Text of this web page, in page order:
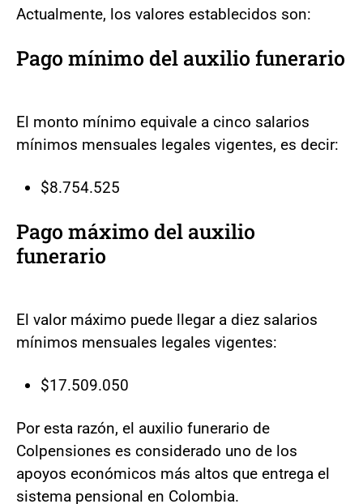
Actualmente, los valores establecidos son:
Pago mínimo del auxilio funerario
El monto mínimo equivale a cinco salarios
mínimos mensuales legales vigentes, es decir:
$8.754.525
Pago máximo del auxilio
funerario
El valor máximo puede llegar a diez salarios
mínimos mensuales legales vigentes:
$17.509.050
Por esta razón, el auxilio funerario de
Colpensiones es considerado uno de los
apoyos económicos más altos que entrega el
sistema pensional en Colombia.